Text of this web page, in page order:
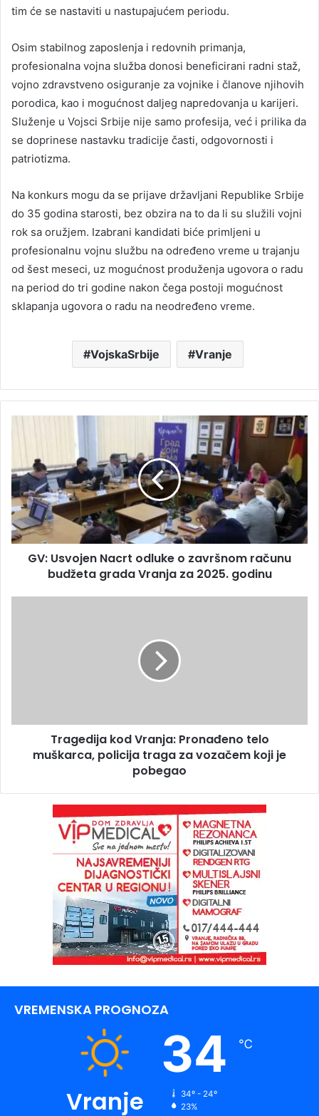
tim će se nastaviti u nastupajućem periodu.
Osim stabilnog zaposlenja i redovnih primanja,
profesionalna vojna služba donosi beneficirani radni staž,
vojno zdravstveno osiguranje za vojnike i članove njihovih
porodica, kao i mogućnost daljeg napredovanja u karijeri.
Služenje u Vojsci Srbije nije samo profesija, već i prilika da
se doprinese nastavku tradicije časti, odgovornosti i
patriotizma.
Na konkurs mogu da se prijave državljani Republike Srbije
do 35 godina starosti, bez obzira na to da li su služili vojni
rok sa oružjem. Izabrani kandidati biće primljeni u
profesionalnu vojnu službu na određeno vreme u trajanju
od šest meseci, uz mogućnost produženja ugovora o radu
na period do tri godine nakon čega postoji mogućnost
sklapanja ugovora o radu na neodređeno vreme.
VojskaSrbije Vranje
GV: Usvojen Nacrt odluke o završnom računu
budžeta grada Vranja za 2025. godinu
Tragedija kod Vranja: Pronađeno telo
muškarca, policija traga za vozačem koji je
pobegao
VREMENSKA PROGNOZA
Vranje
34 ℃
34º - 24º
23%